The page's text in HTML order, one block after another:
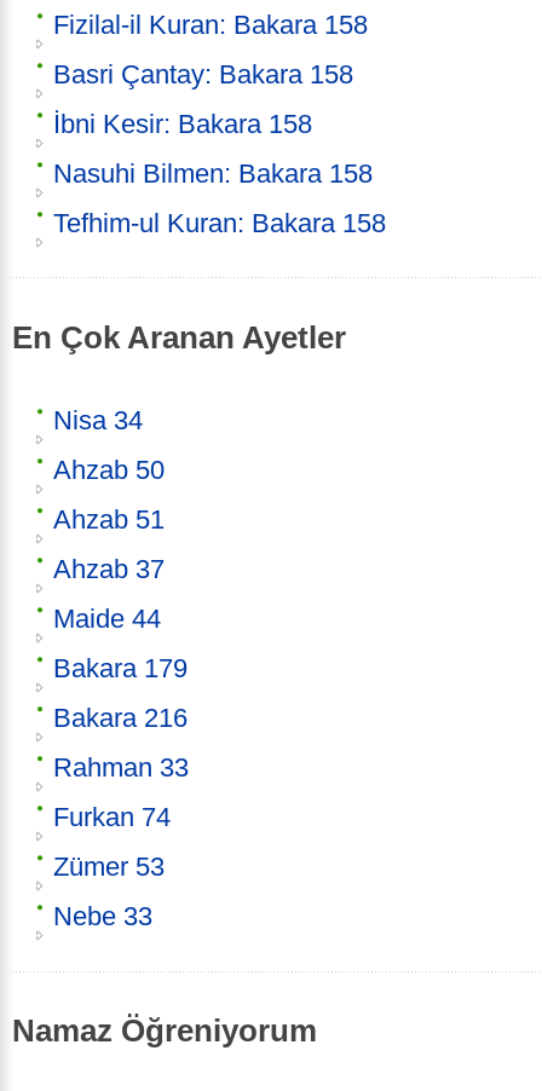
Fizilal-il Kuran: Bakara 158
Basri Çantay: Bakara 158
İbni Kesir: Bakara 158
Nasuhi Bilmen: Bakara 158
Tefhim-ul Kuran: Bakara 158
En Çok Aranan Ayetler
Nisa 34
Ahzab 50
Ahzab 51
Ahzab 37
Maide 44
Bakara 179
Bakara 216
Rahman 33
Furkan 74
Zümer 53
Nebe 33
Namaz Öğreniyorum